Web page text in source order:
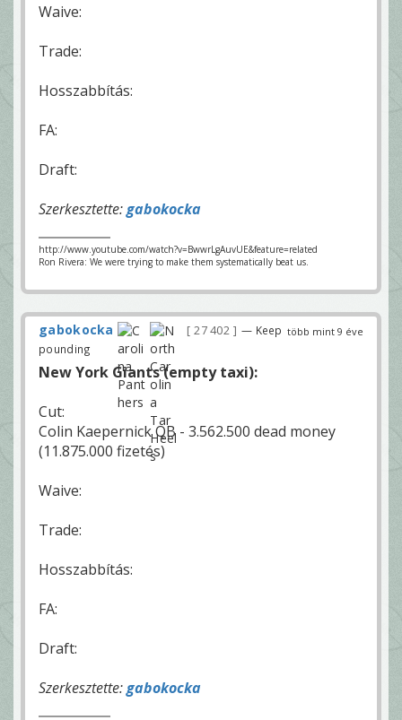
Waive:
Trade:
Hosszabbítás:
FA:
Draft:
Szerkesztette:gabokocka
http://www.youtube.com/watch?v=BwwrLgAuvUE&feature=related
Ron Rivera: We were trying to make them systematically beat us.
több mint 9 éve
gabokocka 27 402
— Keep
pounding
New York Giants (empty taxi):
Cut:
Colin Kaepernick QB - 3.562.500 dead money
(11.875.000 fizetés)
Waive:
Trade:
Hosszabbítás:
FA:
Draft:
Szerkesztette:gabokocka